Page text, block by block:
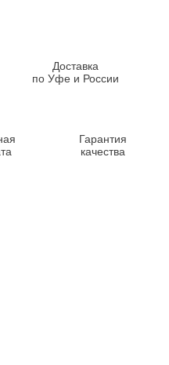
Доставка
по Уфе и России
Гарантия
качества